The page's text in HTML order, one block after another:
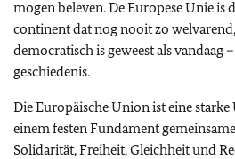
mogen beleven. De Europese Unie is
continent dat nog nooit zo
democratisch is geweest als vandaag
geschiedenis.
Die Europäische Union ist eine
einem festen Fundament
Solidarität, Freiheit, Gleichheit und